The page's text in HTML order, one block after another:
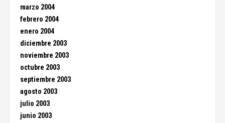
marzo 2004
febrero 2004
enero 2004
diciembre 2003
noviembre 2003
octubre 2003
septiembre 2003
agosto 2003
julio 2003
junio 2003